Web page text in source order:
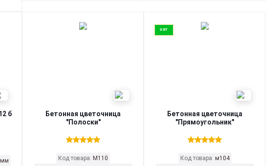
б
мм
Бетонная цветочница
"Полоски"
Код товара: М110
ХИТ
Бетонная цветочница
"Прямоугольник"
Код товара: м104